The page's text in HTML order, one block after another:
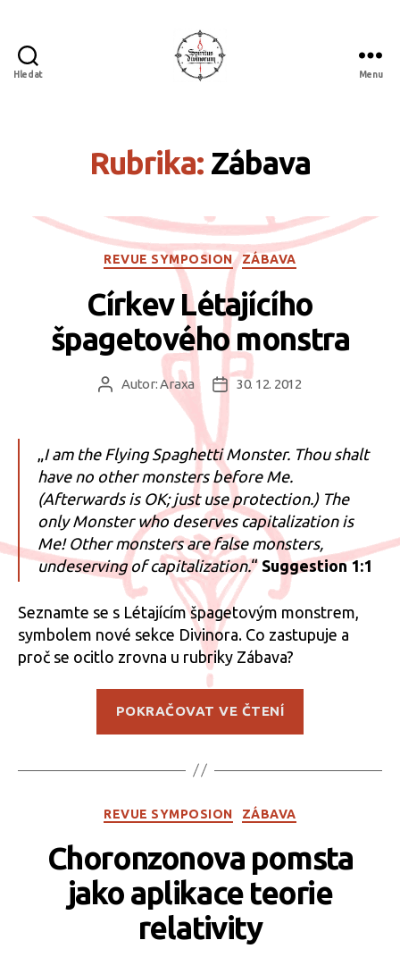
Hledat Menu
Rubrika: Zábava
Rubriky
REVUE SYMPOSION ZÁBAVA
Církev Létajícího
špagetového monstra
AutorAutor:Araxa
Datum
30. 12. 2012
I am the Flying Spaghetti Monster. Thou shalt
have no other monsters before Me.
(Afterwards is OK; just use protection.) The
only Monster who deserves capitalization is
Me! Other monsters are false monsters,
undeserving of capitalization.“ Suggestion 1:1
Seznamte se s Létajícím špagetovým monstrem,
symbolem nové sekce Divinora. Co zastupuje a
proč se ocitlo zrovna u rubriky Zábava?
POKRAČOVAT VE ČTENÍ
monstra“
Rubriky
REVUE SYMPOSION ZÁBAVA
Choronzonova pomsta
jako aplikace teorie
relativity